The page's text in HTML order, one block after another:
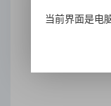
当前界面是电